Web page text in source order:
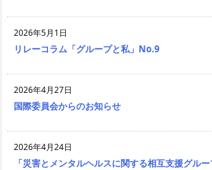
2026年5月1日
リレーコラム「グループと私」No.9
2026年4月27日
国際委員会からのお知らせ
2026年4月24日
「災害とメンタルヘルスに関する相互支援グル